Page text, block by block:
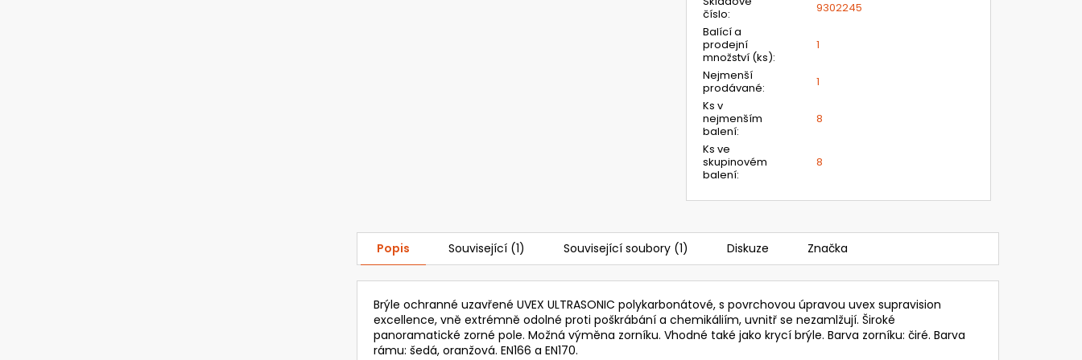
číslo:
9302245
Balící a
prodejní
množství (ks):
1
Nejmenší
prodávané:
1
Ks v
nejmenším
balení:
8
Ks ve
skupinovém
balení:
8
Popis Související (1) Související soubory (1) Diskuze Značka
Brýle ochranné uzavřené UVEX ULTRASONIC polykarbonátové, s povrchovou úpravou uvex supravision
excellence, vně extrémně odolné proti poškrábání a chemikáliím, uvnitř se nezamlžují. Široké
panoramatické zorné pole. Možná výměna zorníku. Vhodné také jako krycí brýle. Barva zorníku: čiré. Barva
rámu: šedá, oranžová. EN166 a EN170.